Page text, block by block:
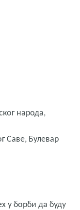
народа,
Саве, Булевар
у борби да буду